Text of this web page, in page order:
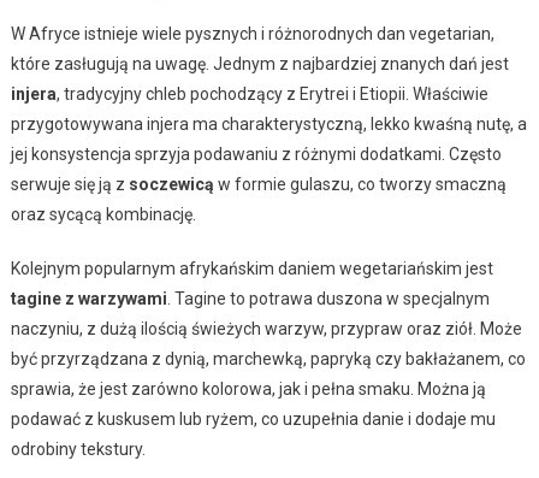
W Afryce istnieje wiele pysznych i różnorodnych dan vegetarian,
które zasługują na uwagę. Jednym z najbardziej znanych dań jest
injera, tradycyjny chleb pochodzący z Erytrei i Etiopii. Właściwie
przygotowywana injera ma charakterystyczną, lekko kwaśną nutę, a
jej konsystencja sprzyja podawaniu z różnymi dodatkami. Często
serwuje się ją z soczewicą w formie gulaszu, co tworzy smaczną
oraz sycącą kombinację.
Kolejnym popularnym afrykańskim daniem wegetariańskim jest
tagine z warzywami . Tagine to potrawa duszona w specjalnym
naczyniu, z dużą ilością świeżych warzyw, przypraw oraz ziół. Może
być przyrządzana z dynią, marchewką, papryką czy bakłażanem, co
sprawia, że jest zarówno kolorowa, jak i pełna smaku. Można ją
podawać z kuskusem lub ryżem, co uzupełnia danie i dodaje mu
odrobiny tekstury.